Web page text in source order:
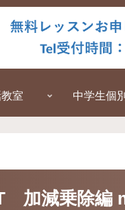
室 中学生個
加減乗除編